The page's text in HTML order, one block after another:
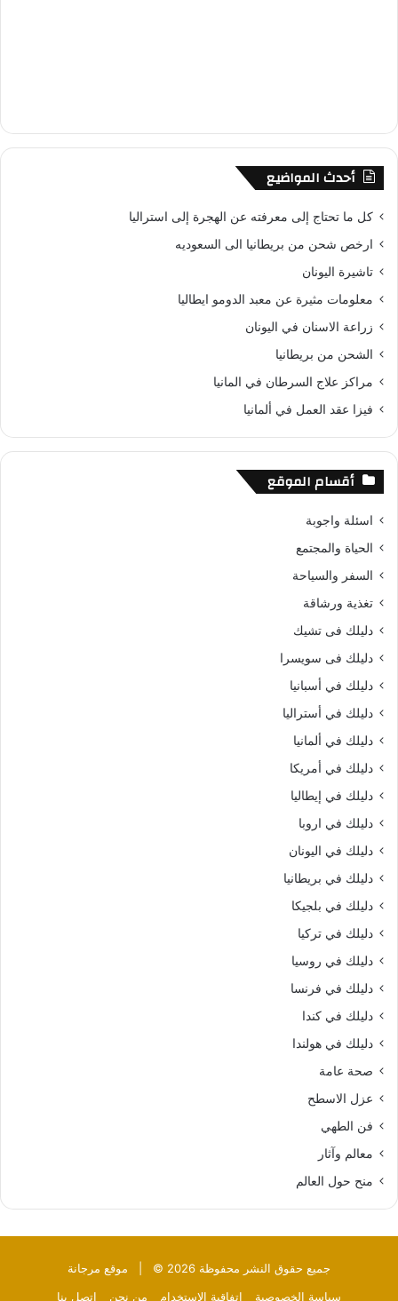
أحدث المواضيع
كل ما تحتاج إلى معرفته عن الهجرة إلى استراليا
ارخص شحن من بريطانيا الى السعوديه
تاشيرة اليونان
معلومات مثيرة عن معبد الدومو ايطاليا
زراعة الاسنان في اليونان
الشحن من بريطانيا
مراكز علاج السرطان في المانيا
فيزا عقد العمل في ألمانيا
أقسام الموقع
اسئلة واجوبة
الحياة والمجتمع
السفر والسياحة
تغذية ورشاقة
دليلك فى تشيك
دليلك فى سويسرا
دليلك في أسبانيا
دليلك في أستراليا
دليلك في ألمانيا
دليلك في أمريكا
دليلك في إيطاليا
دليلك في اروبا
دليلك في اليونان
دليلك في بريطانيا
دليلك في بلجيكا
دليلك في تركيا
دليلك في روسيا
دليلك في فرنسا
دليلك في كندا
دليلك في هولندا
صحة عامة
عزل الاسطح
فن الطهي
معالم وآثار
منح حول العالم
جميع حقوق النشر محفوظة 2026 © |
موقع مرجانة
سياسة الخصوصية
إتفاقية الإستخدام من نحن إتصل بنا